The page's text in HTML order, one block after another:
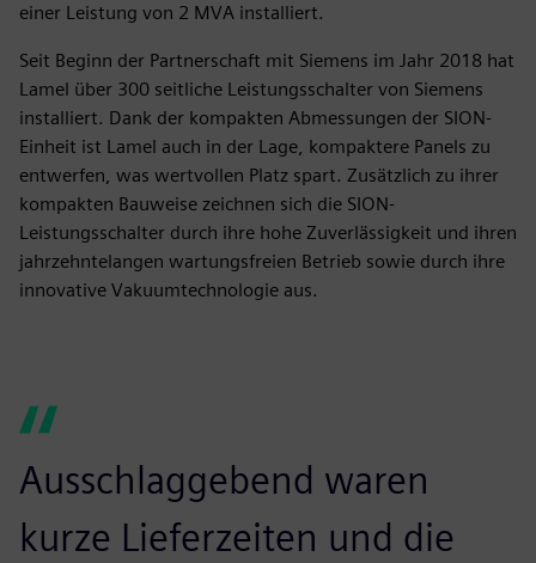
einer Leistung von 2 MVA installiert.
Seit Beginn der Partnerschaft mit Siemens im Jahr 2018 hat
Lamel über 300 seitliche Leistungsschalter von Siemens
installiert. Dank der kompakten Abmessungen der SION-
Einheit ist Lamel auch in der Lage, kompaktere Panels zu
entwerfen, was wertvollen Platz spart. Zusätzlich zu ihrer
kompakten Bauweise zeichnen sich die SION-
Leistungsschalter durch ihre hohe Zuverlässigkeit und ihren
jahrzehntelangen wartungsfreien Betrieb sowie durch ihre
innovative Vakuumtechnologie aus.
Ausschlaggebend waren
kurze Lieferzeiten und die